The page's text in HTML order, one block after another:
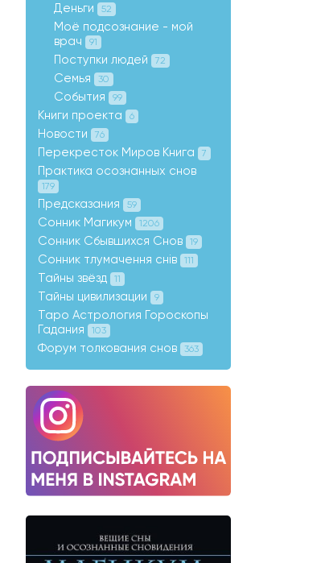
Деньги 52
Моё подсознание - мой
врач
91
Поступки людей 72
Семья 30
События 99
Книги проекта 6
Новости 76
Перекресток Миров Книга 7
Практика осознанных снов
179
Предсказания 59
Сонник Магикум 1206
Сонник Сбывшихся Снов 19
Сонник тлумачення снів 111
Тайны звёзд 11
Тайны цивилизации 9
Таро Астрология Гороскопы
Гадания
103
Форум толкования снов 363